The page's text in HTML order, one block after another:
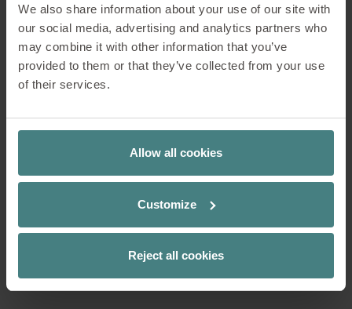
We also share information about your use of our site with
our social media, advertising and analytics partners who
may combine it with other information that you’ve
provided to them or that they’ve collected from your use
of their services.
Allow all cookies
Customize
Reject all cookies
L’Hub è il cuore sociale del Work Café – dinamico,
aperto e pieno di energia, ideale per incontri
spontanei e lavoro di squadra.
networking informale – perfetto per
collaborazione e scambio.